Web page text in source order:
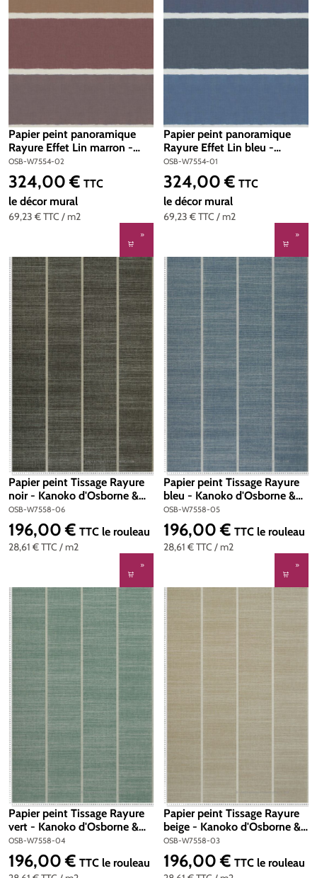
Papier peint panoramique
Rayure Effet Lin marron -
Kanoko d'Osborne & Little |
Réf. OSB-W7554-02
OSB-W7554-02
69,23 €TTC / m2
Prix régulier :
324,00 € TTC
le décor mural
Papier peint panoramique
Rayure Effet Lin bleu -
Kanoko d'Osborne & Little |
Réf. OSB-W7554-01
OSB-W7554-01
69,23 €TTC / m2
Prix régulier :
324,00 € TTC
le décor mural
Papier peint Tissage Rayure
noir - Kanoko d'Osborne &
Little | Réf. OSB-W7558-06
OSB-W7558-06
28,61 €TTC / m2
Prix régulier :
196,00 € TTC le rouleau
Papier peint Tissage Rayure
bleu - Kanoko d'Osborne &
Little | Réf. OSB-W7558-05
OSB-W7558-05
28,61 €TTC / m2
Prix régulier :
196,00 € TTC le rouleau
Papier peint Tissage Rayure
vert - Kanoko d'Osborne &
Little | Réf. OSB-W7558-04
OSB-W7558-04
Prix régulier :
196,00 € TTC le rouleau
Papier peint Tissage Rayure
beige - Kanoko d'Osborne &
Little | Réf. OSB-W7558-03
OSB-W7558-03
Prix régulier :
196,00 € TTC le rouleau